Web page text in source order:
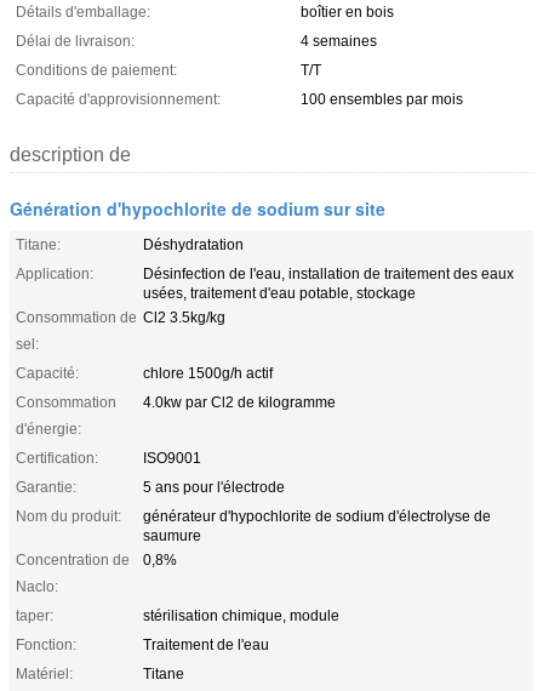
Détails d'emballage:
boîtier en bois
Délai de livraison:
4 semaines
Conditions de paiement:
T/T
Capacité d'approvisionnement:
100 ensembles par mois
description de
Génération d'hypochlorite de sodium sur site
Titane:
Déshydratation
Application:
Désinfection de l'eau, installation de traitement des eaux
usées, traitement d'eau potable, stockage
Consommation de
sel:
Cl2 3.5kg/kg
Capacité:
chlore 1500g/h actif
Consommation
d'énergie:
4.0kw par Cl2 de kilogramme
Certification:
ISO9001
Garantie:
5 ans pour l'électrode
Nom du produit:
générateur d'hypochlorite de sodium d'électrolyse de
saumure
Concentration de
Naclo:
0,8%
taper:
stérilisation chimique, module
Fonction:
Traitement de l'eau
Matériel:
Titane